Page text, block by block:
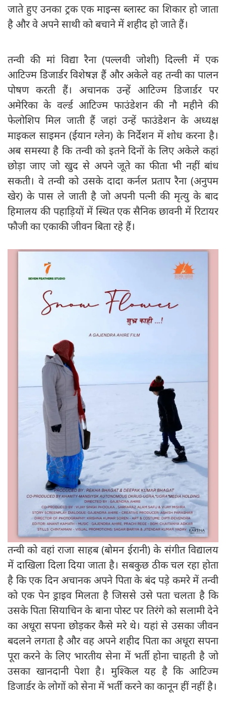
जाते हुए उनका ट्रक एक माइन्स ब्लास्ट का शिकार हो जाता
है और वे अपने साथी को बचाने में शहीद हो जाते हैं।
तन्वी की मां विद्या रैना (पल्लवी जोशी) दिल्ली में एक
आटिज्म डिजार्डर विशेषज्ञ हैं और अकेले वह तन्वी का पालन
पोषण करती हैं। अचानक उन्हें आटिज्म डिजार्डर पर
अमेरिका के वर्ल्ड आटिज्म फाउंडेशन की नौ महीने की
फेलोशिप मिल जाती हैं जहां उन्हें फाउंडेशन के अध्यक्ष
माइकल साइमन (ईयान ग्लेन) के निर्देशन में शोध करना है।
अब समस्या है कि तन्वी को इतने दिनों के लिए अकेले कहां
छोड़ा जाए जो खुद से अपने जूते का फीता भी नहीं बांध
सकती। वे तन्वी को उसके दादा कर्नल प्रताप रैना (अनुपम
खेर) के पास ले जाती है जो अपनी पत्नी की मृत्यु के बाद
हिमालय की पहाड़ियों में स्थित एक सैनिक छावनी में रिटायर
फौजी का एकाकी जीवन बिता रहे हैं।
तन्वी को वहां राजा साहब (बोमन ईरानी) के संगीत विद्यालय
में दाखिला दिला दिया जाता है। सबकुछ ठीक चल रहा होता
है कि एक दिन अचानक अपने पिता के बंद पड़े कमरे में तन्वी
को एक पेन ड्राइव मिलता है जिससे उसे पता चलता है कि
उसके पिता सियाचिन के बाना पोस्ट पर तिरंगे को सलामी देने
का अधूरा सपना छोड़कर कैसे मरे थे। यहां से उसका जीवन
बदलने लगता है और वह अपने शहीद पिता का अधूरा सपना
पूरा करने के लिए भारतीय सेना में भर्ती होना चाहती है जो
उसका खानदानी पेशा है। मुश्किल यह है कि आटिज्म
डिजार्डर के लोगों को सेना में भर्ती करने का कानून हीं नहीं है।